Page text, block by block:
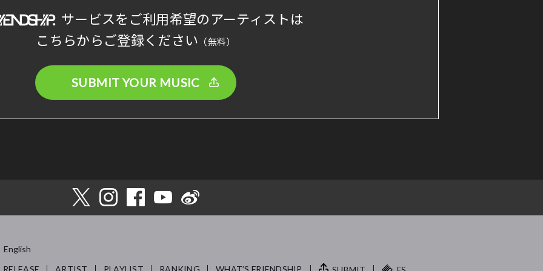
サービスをご利用希望のアーティストは
こちらからご登録ください （無料）
SUBMIT YOUR MUSIC
English
RELEASE ARTIST PLAYLIST RANKING WHAT’S FRIENDSHIP.